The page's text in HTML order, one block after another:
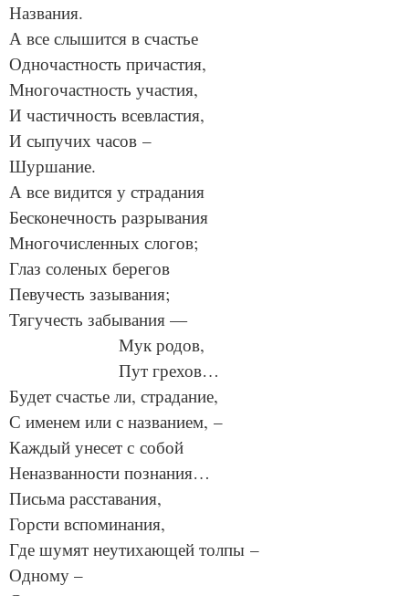
Названия.
А все слышится в счастье
Одночастность причастия,
Многочастность участия,
И частичность всевластия,
И сыпучих часов –
Шуршание.
А все видится у страдания
Бесконечность разрывания
Многочисленных слогов;
Глаз соленых берегов
Певучесть зазывания;
Тягучесть забывания —
Мук родов,
Пут грехов…
Будет счастье ли, страдание,
С именем или с названием, –
Каждый унесет с собой
Неназванности познания…
Письма расставания,
Горсти вспоминания,
Где шумят неутихающей толпы –
Одному –